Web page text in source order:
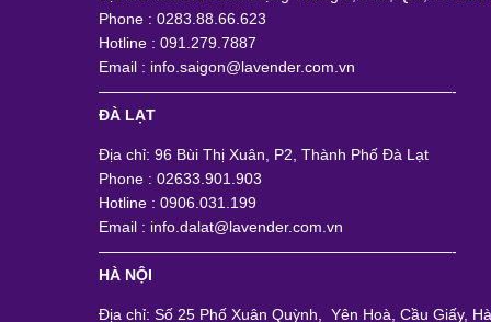
Phone : 0283.88.66.623
Hotline : 091.279.7887
Email : info.saigon@lavender.com.vn
———————————————————————-
ĐÀ LẠT
Địa chỉ: 96 Bùi Thị Xuân, P2, Thành Phố Đà Lạt
Phone : 02633.901.903
Hotline : 0906.031.199
Email : info.dalat@lavender.com.vn
———————————————————————-
HÀ NỘI
Địa chỉ: Số 25 Phố Xuân Quỳnh, Yên Hoà, Cầu Giấy,